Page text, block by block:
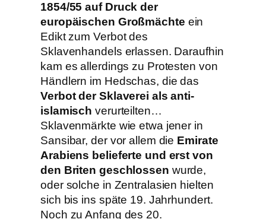
1854/55 auf Druck der
europäischen Großmächte ein
Edikt zum Verbot des
Sklavenhandels erlassen. Daraufhin
kam es allerdings zu Protesten von
Händlern im Hedschas, die das
Verbot der Sklaverei als anti-
islamisch verurteilten…
Sklavenmärkte wie etwa jener in
Sansibar, der vor allem die Emirate
Arabiens belieferte und erst von
den Briten geschlossen wurde,
oder solche in Zentralasien hielten
sich bis ins späte 19. Jahrhundert.
Noch zu Anfang des 20.